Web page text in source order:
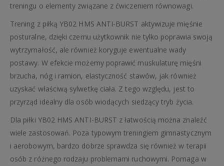
treningu o elementy związane z ćwiczeniem równowagi.
Trening z piłką YB02 HMS ANTI-BURST aktywizuje mięśnie
posturalne, dzięki czemu użytkownik nie tylko poprawia swoją
wytrzymałość, ale również koryguje ewentualne wady
postawy. W efekcie możemy poprawić muskulaturę mięśni
brzucha, nóg i ramion, elastyczność stawów, jak również
uzyskać właściwą sylwetkę ciała. Z tego względu, jest to
przyrząd idealny dla osób wiodących siedzący tryb życia.
Dla piłki YB02 HMS ANTI-BURST z łatwością można znaleźć
wiele zastosowań. Poza typowym treningiem gimnastycznym
i aerobowym, bardzo dobrze sprawdza się również w terapii
osób z różnego rodzaju problemami ruchowymi. Pomaga w